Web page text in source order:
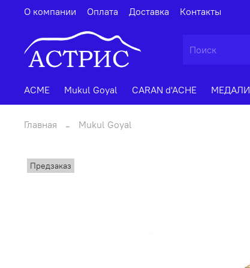
О компании Оплата Доставка Контакты
ACME Mukul Goyal CARAN d'ACHE МЕДАЛИ
Главная Mukul Goyal
Предзаказ